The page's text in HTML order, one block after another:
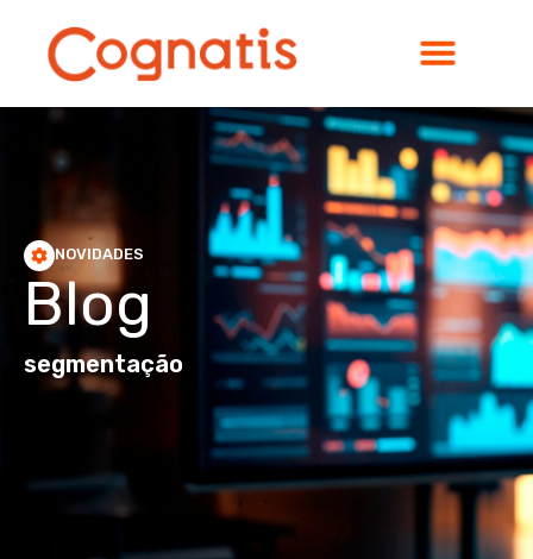
NOVIDADES
Blog
segmentação